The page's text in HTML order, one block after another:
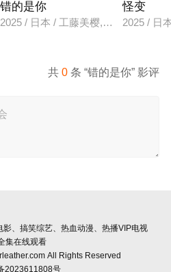
菜子は、まだ恋という感情を知
错的是你
2025 / 日本 / 工藤美樱,山中柔太朗,
怪变
2025 / 日
共0 条 “错的是你” 影评
、搞笑综艺、热血动漫、热播VIP电视
集在线观看
All Rights Reserved
2023611808号